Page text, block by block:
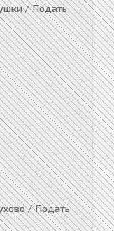
/ Подать
/ Подать